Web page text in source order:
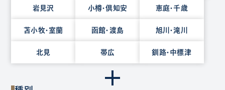
岩見沢 小樽・倶知安 恵庭・千歳
苫小牧・室蘭 函館・渡島 旭川・滝川
北見 帯広 釧路・中標津